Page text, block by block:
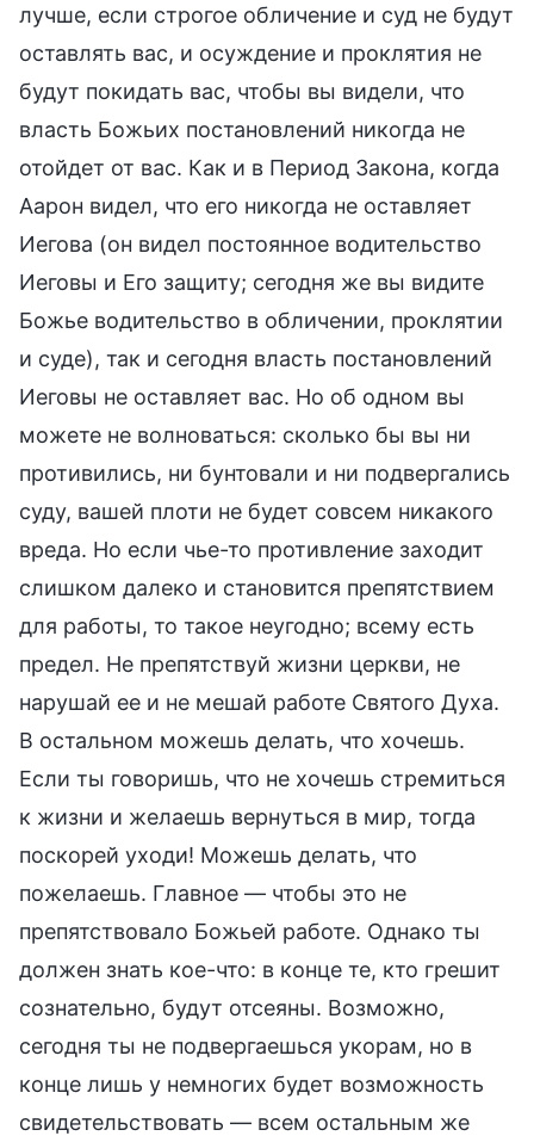
лучше, если строгое обличение и суд не будут
оставлять вас, и осуждение и проклятия не
будут покидать вас, чтобы вы видели, что
власть Божьих постановлений никогда не
отойдет от вас. Как и в Период Закона, когда
Аарон видел, что его никогда не оставляет
Иегова (он видел постоянное водительство
Иеговы и Его защиту; сегодня же вы видите
Божье водительство в обличении, проклятии
и суде), так и сегодня власть постановлений
Иеговы не оставляет вас. Но об одном вы
можете не волноваться: сколько бы вы ни
противились, ни бунтовали и ни подвергались
суду, вашей плоти не будет совсем никакого
вреда. Но если чье-то противление заходит
слишком далеко и становится препятствием
для работы, то такое неугодно; всему есть
предел. Не препятствуй жизни церкви, не
нарушай ее и не мешай работе Святого Духа.
В остальном можешь делать, что хочешь.
Если ты говоришь, что не хочешь стремиться
к жизни и желаешь вернуться в мир, тогда
поскорей уходи! Можешь делать, что
пожелаешь. Главное — чтобы это не
препятствовало Божьей работе. Однако ты
должен знать кое-что: в конце те, кто грешит
сознательно, будут отсеяны. Возможно,
сегодня ты не подвергаешься укорам, но в
конце лишь у немногих будет возможность
свидетельствовать — всем остальным же